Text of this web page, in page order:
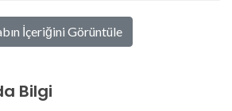
İçeriğini Görüntüle
Bilgi